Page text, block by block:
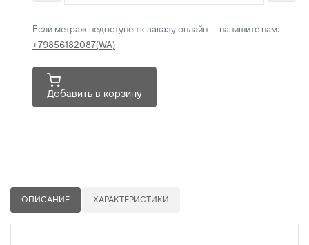
Если метраж недоступен к заказу онлайн — напишите нам:
+79856182087(WA)
Добавить в корзину
ОПИСАНИЕ ХАРАКТЕРИСТИКИ